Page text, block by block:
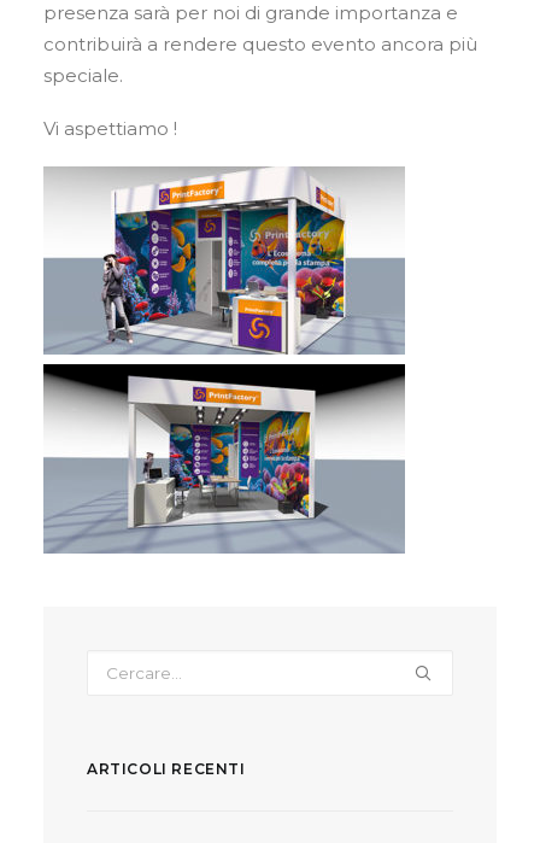
presenza sarà per noi di grande importanza e
contribuirà a rendere questo evento ancora più
speciale.
Vi aspettiamo !
ARTICOLI RECENTI